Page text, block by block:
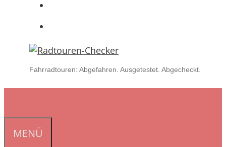
Fahrradtouren: Abgefahren. Ausgetestet. Abgecheckt.
MENÜ